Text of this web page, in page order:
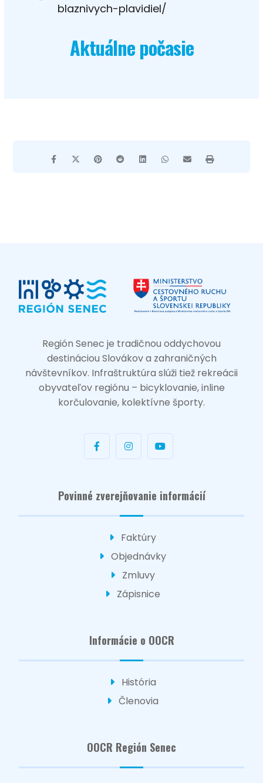
blaznivych-plavidiel/
Aktuálne počasie
Región Senec je tradičnou oddychovou
destináciou Slovákov a zahraničných
návštevníkov. Infraštruktúra slúži tiež rekreácii
obyvateľov regiónu – bicyklovanie, inline
korčulovanie, kolektívne športy.
Povinné zverejňovanie informácií
Faktúry
Objednávky
Zmluvy
Zápisnice
Informácie o OOCR
História
Členovia
OOCR Región Senec